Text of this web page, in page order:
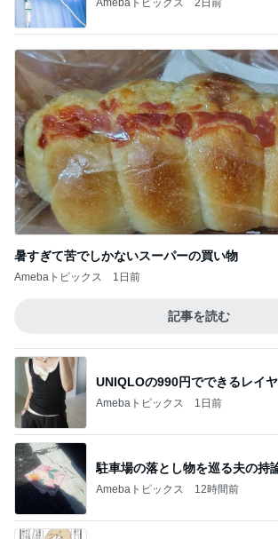
暑すぎて苦でしかないスーパーの買い物
Amebaトピックス 1日前
記事を読む
UNIQLOの990円でできるレイ
Amebaトピックス 1日前
駐車場の落とし物を巡る夫の持
Amebaトピックス 12時間前